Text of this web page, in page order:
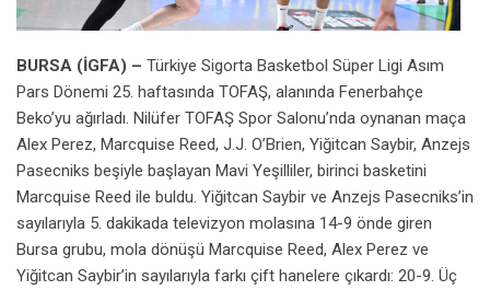
BURSA (İGFA) – Türkiye Sigorta Basketbol Süper Ligi Asım
Pars Dönemi 25. haftasında TOFAŞ, alanında Fenerbahçe
Beko’yu ağırladı. Nilüfer TOFAŞ Spor Salonu’nda oynanan maça
Alex Perez, Marcquise Reed, J.J. O’Brien, Yiğitcan Saybir, Anzejs
Pasecniks beşiyle başlayan Mavi Yeşilliler, birinci basketini
Marcquise Reed ile buldu. Yiğitcan Saybir ve Anzejs Pasecniks’in
sayılarıyla 5. dakikada televizyon molasına 14-9 önde giren
Bursa grubu, mola dönüşü Marcquise Reed, Alex Perez ve
Yiğitcan Saybir’in sayılarıyla farkı çift hanelere çıkardı: 20-9. Üç